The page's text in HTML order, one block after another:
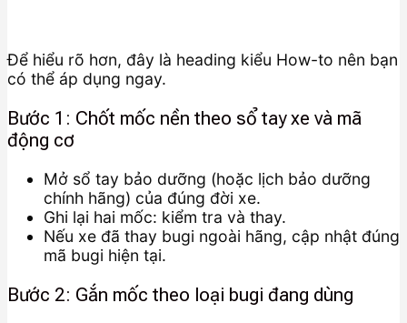
Để hiểu rõ hơn, đây là heading kiểu How-to nên bạn
có thể áp dụng ngay.
Bước 1: Chốt mốc nền theo sổ tay xe và mã
động cơ
Mở sổ tay bảo dưỡng (hoặc lịch bảo dưỡng
chính hãng) của đúng đời xe.
Ghi lại hai mốc: kiểm tra và thay.
Nếu xe đã thay bugi ngoài hãng, cập nhật đúng
mã bugi hiện tại.
Bước 2: Gắn mốc theo loại bugi đang dùng